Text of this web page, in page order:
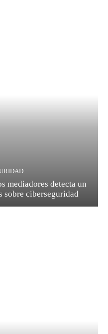
mediadores detecta un
sobre ciberseguridad